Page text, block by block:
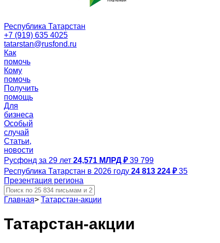
Республика Татарстан
+7 (919) 635 4025
tatarstan@rusfond.ru
Как
помочь
Кому
помочь
Получить
помощь
Для
бизнеса
Особый
случай
Статьи,
новости
Русфонд за 29 лет 24,571 МЛРД ₽ 39 799
Республика Татарстан в 2026 году 24 813 224 ₽ 35
Презентация региона
Главная> Татарстан-акции
Татарстан-акции